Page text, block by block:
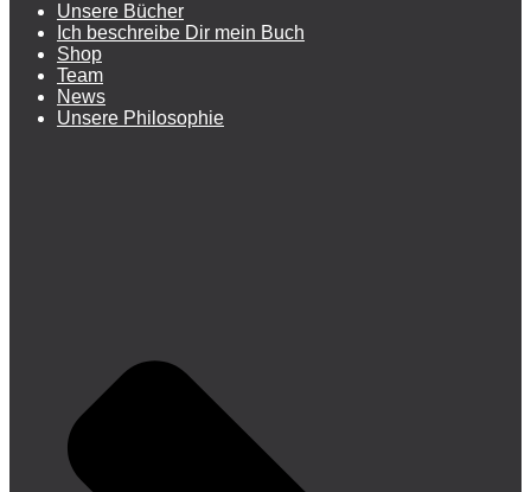
Unsere Bücher
Ich beschreibe Dir mein Buch
Shop
Team
News
Unsere Philosophie